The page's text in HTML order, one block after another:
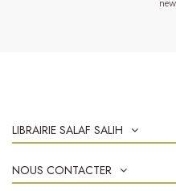
LIBRAIRIE SALAF SALIH
NOUS CONTACTER